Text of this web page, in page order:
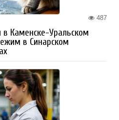
487
Каменске-Уральском
в Синарском